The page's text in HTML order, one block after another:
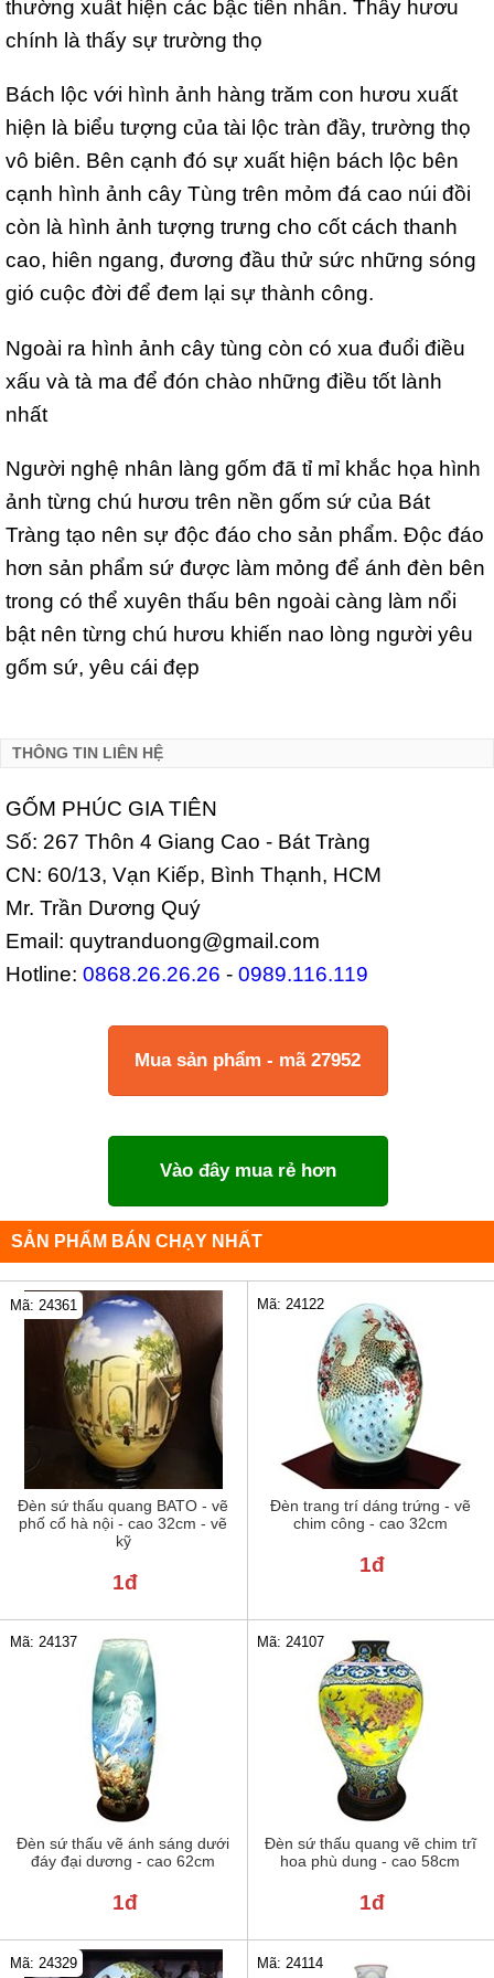
thường xuất hiện các bậc tiên nhân. Thấy hươu
chính là thấy sự trường thọ
Bách lộc với hình ảnh hàng trăm con hươu xuất
hiện là biểu tượng của tài lộc tràn đầy, trường thọ
vô biên. Bên cạnh đó sự xuất hiện bách lộc bên
cạnh hình ảnh cây Tùng trên mỏm đá cao núi đồi
còn là hình ảnh tượng trưng cho cốt cách thanh
cao, hiên ngang, đương đầu thử sức những sóng
gió cuộc đời để đem lại sự thành công.
Ngoài ra hình ảnh cây tùng còn có xua đuổi điều
xấu và tà ma để đón chào những điều tốt lành
nhất
Người nghệ nhân làng gốm đã tỉ mỉ khắc họa hình
ảnh từng chú hươu trên nền gốm sứ của Bát
Tràng tạo nên sự độc đáo cho sản phẩm. Độc đáo
hơn sản phẩm sứ được làm mỏng để ánh đèn bên
trong có thể xuyên thấu bên ngoài càng làm nổi
bật nên từng chú hươu khiến nao lòng người yêu
gốm sứ, yêu cái đẹp
THÔNG TIN LIÊN HỆ
GỐM PHÚC GIA TIÊN
Số: 267 Thôn 4 Giang Cao - Bát Tràng
CN: 60/13, Vạn Kiếp, Bình Thạnh, HCM
Mr. Trần Dương Quý
Email: quytranduong@gmail.com
Hotline: 0868.26.26.26 - 0989.116.119
Mua sản phẩm - mã 27952
Vào đây mua rẻ hơn
SẢN PHẨM BÁN CHẠY NHẤT
Đèn sứ thấu quang BATO - vẽ
phố cổ hà nội - cao 32cm - vẽ
kỹ
Mã: 24361
1đ
Đèn trang trí dáng trứng - vẽ
chim công - cao 32cm
Mã: 24122
1đ
Đèn sứ thấu vẽ ánh sáng dưới
đáy đại dương - cao 62cm
Mã: 24137
1đ
Đèn sứ thấu quang vẽ chim trĩ
hoa phù dung - cao 58cm
Mã: 24107
1đ
Mã: 24329 Mã: 24114